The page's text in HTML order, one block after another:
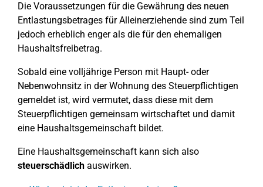
Die Voraussetzungen für die Gewährung des neuen
Entlastungsbetrages für Alleinerziehende sind zum Teil
jedoch erheblich enger als die für den ehemaligen
Haushaltsfreibetrag.
Sobald eine volljährige Person mit Haupt- oder
Nebenwohnsitz in der Wohnung des Steuerpflichtigen
gemeldet ist, wird vermutet, dass diese mit dem
Steuerpflichtigen gemeinsam wirtschaftet und damit
eine Haushaltsgemeinschaft bildet.
Eine Haushaltsgemeinschaft kann sich also
steuerschädlich auswirken.